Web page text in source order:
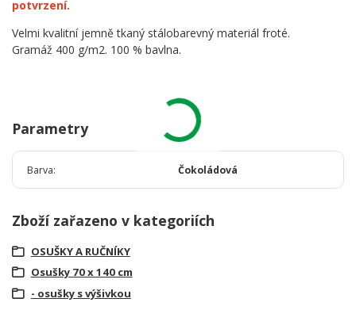
potvrzení.
Velmi kvalitní jemně tkaný stálobarevný materiál froté.
Gramáž 400 g/m2. 100 % bavlna.
Parametry
Barva Čokoládová
Zboží zařazeno v kategoriích
OSUŠKY A RUČNÍKY
Osušky 70 x 140 cm
- osušky s výšivkou